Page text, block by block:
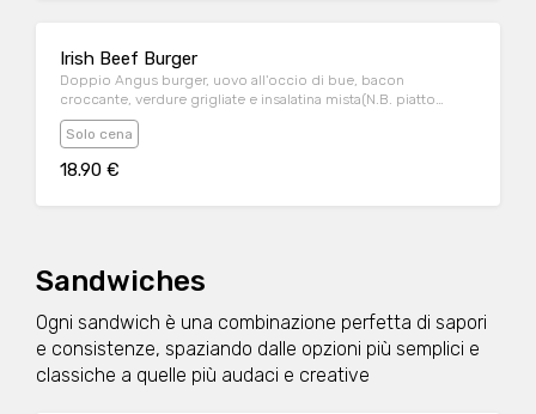
Irish Beef Burger
Doppio Angus burger, uovo all'occio di bue, bacon
croccante, verdure grigliate e insalatina mista(N.B. piatto
servito senza pane bun)
Solo cena
18.90 €
Sandwiches
Ogni sandwich è una combinazione perfetta di sapori
e consistenze, spaziando dalle opzioni più semplici e
classiche a quelle più audaci e creative